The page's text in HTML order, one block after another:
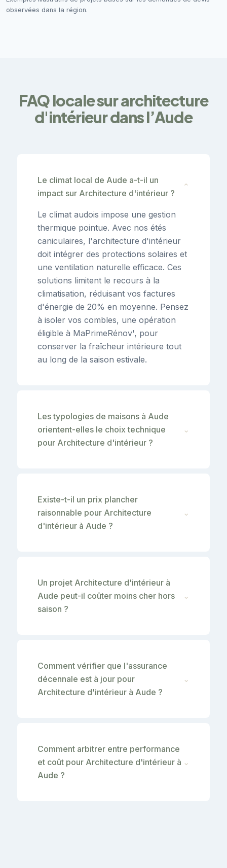
observées dans la région.
FAQ locale sur architecture
d'intérieur dans l’Aude
Le climat local de Aude a-t-il un
impact sur Architecture d'intérieur ?
⌄
Le climat audois impose une gestion
thermique pointue. Avec nos étés
caniculaires, l'architecture d'intérieur
doit intégrer des protections solaires et
une ventilation naturelle efficace. Ces
solutions limitent le recours à la
climatisation, réduisant vos factures
d'énergie de 20% en moyenne. Pensez
à isoler vos combles, une opération
éligible à MaPrimeRénov', pour
conserver la fraîcheur intérieure tout
au long de la saison estivale.
Les typologies de maisons à Aude
orientent-elles le choix technique
pour Architecture d'intérieur ?
⌄
Existe-t-il un prix plancher
raisonnable pour Architecture
d'intérieur à Aude ?
⌄
Un projet Architecture d'intérieur à
Aude peut-il coûter moins cher hors
saison ?
⌄
Comment vérifier que l'assurance
décennale est à jour pour
Architecture d'intérieur à Aude ?
⌄
Comment arbitrer entre performance
et coût pour Architecture d'intérieur à
Aude ?
⌄